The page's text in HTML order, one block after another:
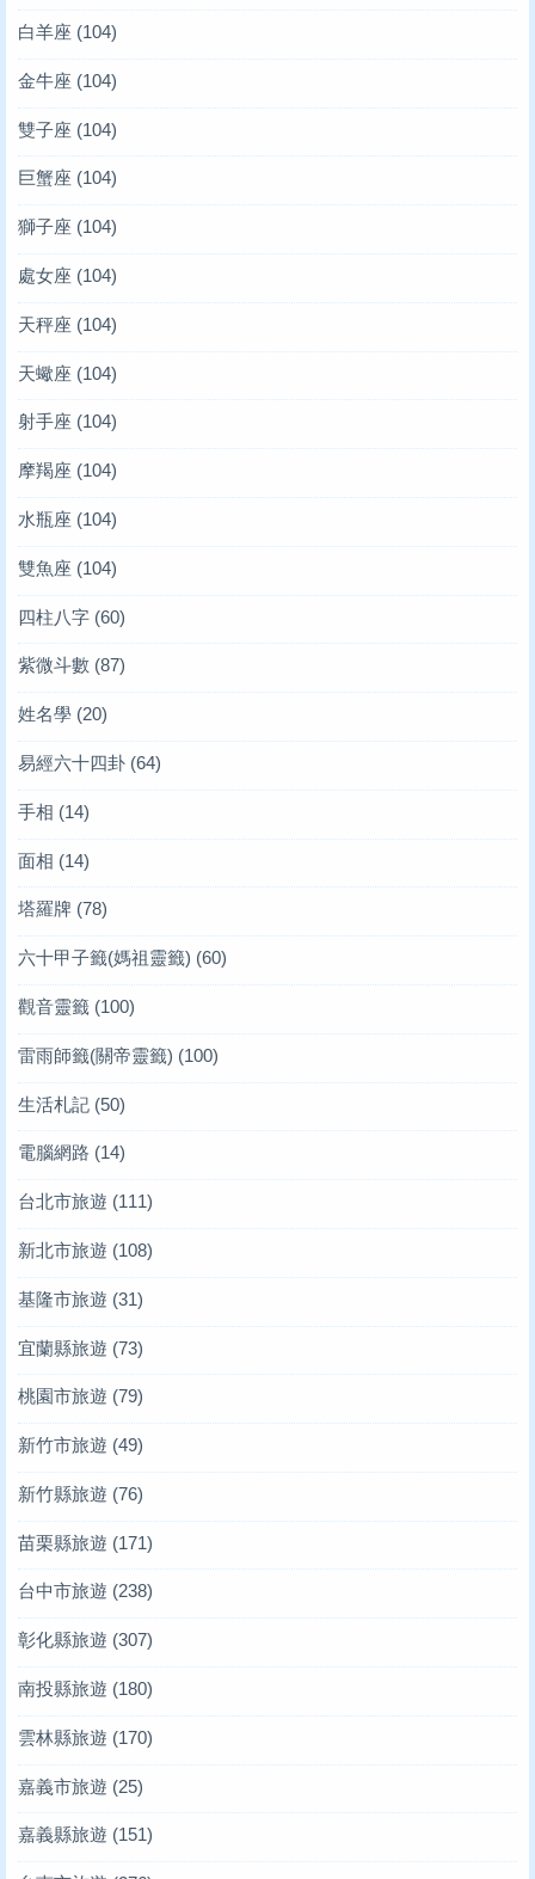
白羊座 (104)
金牛座 (104)
雙子座 (104)
巨蟹座 (104)
獅子座 (104)
處女座 (104)
天秤座 (104)
天蠍座 (104)
射手座 (104)
摩羯座 (104)
水瓶座 (104)
雙魚座 (104)
四柱八字 (60)
紫微斗數 (87)
姓名學 (20)
易經六十四卦 (64)
手相 (14)
面相 (14)
塔羅牌 (78)
六十甲子籤(媽祖靈籤) (60)
觀音靈籤 (100)
雷雨師籤(關帝靈籤) (100)
生活札記 (50)
電腦網路 (14)
台北市旅遊 (111)
新北市旅遊 (108)
基隆市旅遊 (31)
宜蘭縣旅遊 (73)
桃園市旅遊 (79)
新竹市旅遊 (49)
新竹縣旅遊 (76)
苗栗縣旅遊 (171)
台中市旅遊 (238)
彰化縣旅遊 (307)
南投縣旅遊 (180)
雲林縣旅遊 (170)
嘉義市旅遊 (25)
嘉義縣旅遊 (151)